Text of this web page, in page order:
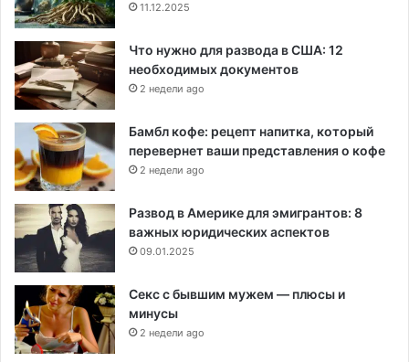
11.12.2025
Что нужно для развода в США: 12
необходимых документов
2 недели ago
Бамбл кофе: рецепт напитка, который
перевернет ваши представления о кофе
2 недели ago
Развод в Америке для эмигрантов: 8
важных юридических аспектов
09.01.2025
Секс с бывшим мужем — плюсы и
минусы
2 недели ago